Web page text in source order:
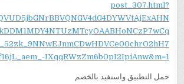
post_307.html?
IXqqRWzZm6b0pI2IpiAnw&m=1
حمل التطبيق واستفيد بالخصم